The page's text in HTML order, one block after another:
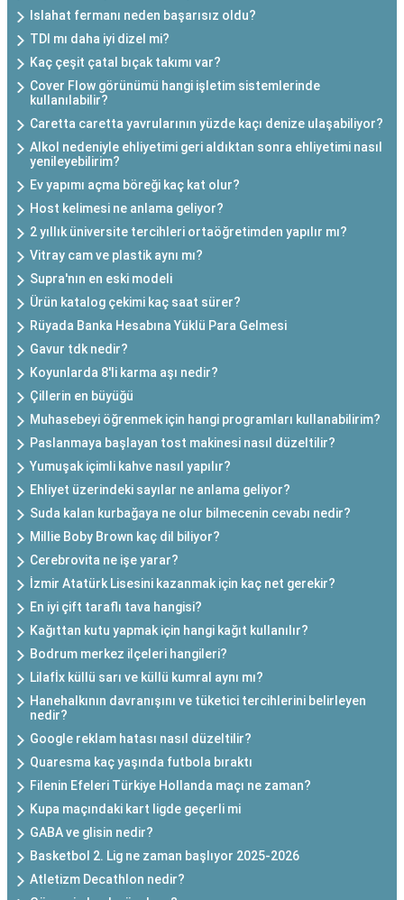
Islahat fermanı neden başarısız oldu?
TDI mı daha iyi dizel mi?
Kaç çeşit çatal bıçak takımı var?
Cover Flow görünümü hangi işletim sistemlerinde
kullanılabilir?
Caretta caretta yavrularının yüzde kaçı denize ulaşabiliyor?
Alkol nedeniyle ehliyetimi geri aldıktan sonra ehliyetimi nasıl
yenileyebilirim?
Ev yapımı açma böreği kaç kat olur?
Host kelimesi ne anlama geliyor?
2 yıllık üniversite tercihleri ortaöğretimden yapılır mı?
Vitray cam ve plastik aynı mı?
Supra'nın en eski modeli
Ürün katalog çekimi kaç saat sürer?
Rüyada Banka Hesabına Yüklü Para Gelmesi
Gavur tdk nedir?
Koyunlarda 8'li karma aşı nedir?
Çillerin en büyüğü
Muhasebeyi öğrenmek için hangi programları kullanabilirim?
Paslanmaya başlayan tost makinesi nasıl düzeltilir?
Yumuşak içimli kahve nasıl yapılır?
Ehliyet üzerindeki sayılar ne anlama geliyor?
Suda kalan kurbağaya ne olur bilmecenin cevabı nedir?
Millie Boby Brown kaç dil biliyor?
Cerebrovita ne işe yarar?
İzmir Atatürk Lisesini kazanmak için kaç net gerekir?
En iyi çift taraflı tava hangisi?
Kağıttan kutu yapmak için hangi kağıt kullanılır?
Bodrum merkez ilçeleri hangileri?
Lilafİx küllü sarı ve küllü kumral aynı mı?
Hanehalkının davranışını ve tüketici tercihlerini belirleyen
nedir?
Google reklam hatası nasıl düzeltilir?
Quaresma kaç yaşında futbola bıraktı
Filenin Efeleri Türkiye Hollanda maçı ne zaman?
Kupa maçındaki kart ligde geçerli mi
GABA ve glisin nedir?
Basketbol 2. Lig ne zaman başlıyor 2025-2026
Atletizm Decathlon nedir?